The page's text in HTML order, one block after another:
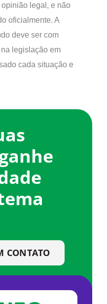
legal, e não
oficialmente. A
deve ser com
legislação em
cada situação e
CONTATO